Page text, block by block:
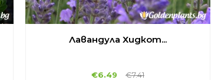
Лавандула Хидкот...
€6.49 €7.41